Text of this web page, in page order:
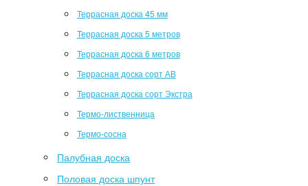
Террасная доска 45 мм
Террасная доска 5 метров
Террасная доска 6 метров
Террасная доска сорт АВ
Террасная доска сорт Экстра
Термо-лиственница
Термо-сосна
Палубная доска
Половая доска шпунт